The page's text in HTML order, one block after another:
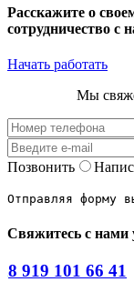
Расскажите о
сотрудничество с
Начать работать
Мы
Позвонить
Отправляя форму
Свяжитесь с нами
8 919 101 66 41